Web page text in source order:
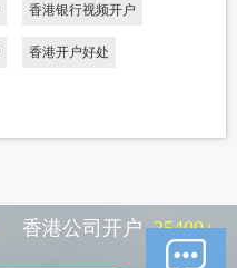
香港银行视频开户
香港开户好处
香港公司开户 25400+